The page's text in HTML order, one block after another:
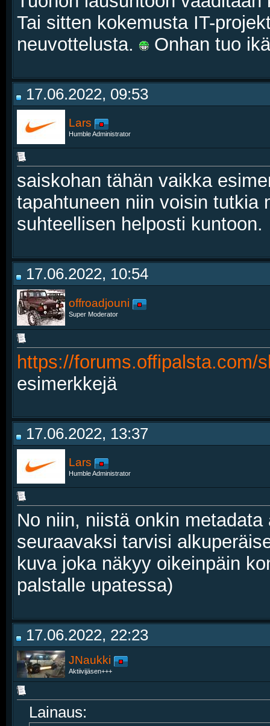
Tai sitten kokemusta IT-
neuvottelusta.
Onhan tuo
17.06.2022, 09:53
Lars
Humble Administrator
saiskohan tähän vaikka
tapahtuneen niin voisin tutkia
suhteellisen helposti kuntoon.
17.06.2022, 10:54
offroadjouni
Super Moderator
https://forums.offipalsta.com/
esimerkkejä
17.06.2022, 13:37
Lars
Humble Administrator
No niin, niistä onkin
seuraavaksi tarvisi
kuva joka näkyy oikeinpäin
palstalle upatessa)
17.06.2022, 22:23
JNaukki
Aktiivijäsen+++
Lainaus: